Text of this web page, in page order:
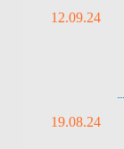
12.09.24
19.08.24